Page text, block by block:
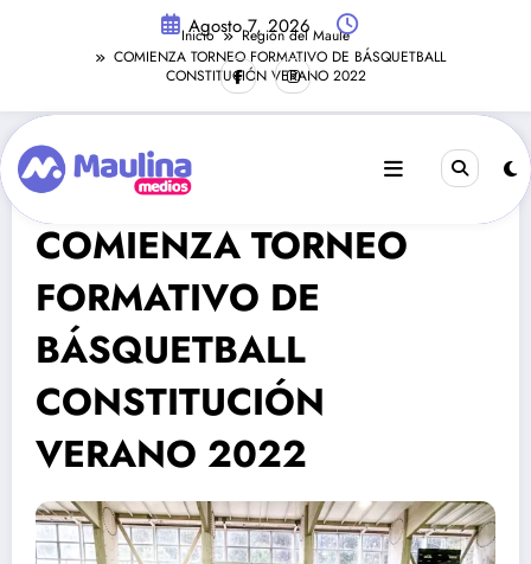
Agosto 7, 2026
Inicio
Región del Maule
COMIENZA TORNEO FORMATIVO DE BÁSQUETBALL
CONSTITUCIÓN VERANO 2022
Región Del Maule Visitas
COMIENZA TORNEO
FORMATIVO DE
BÁSQUETBALL
CONSTITUCIÓN
VERANO 2022